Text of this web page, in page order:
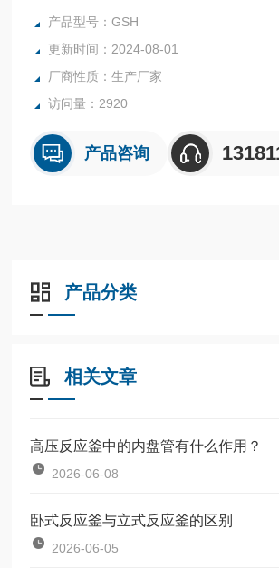
工生产中的反应，蒸发，合成，聚合，皂化
净*。所有反应釜均可接受客户的个性化定制
产品型号：GSH
更新时间：2024-08-01
厂商性质：生产厂家
访问量：2920
产品咨询
产品分类
相关文章
高压反应釜中的内盘管有什么作用？
2026-06-08
卧式反应釜与立式反应釜的区别
2026-06-05